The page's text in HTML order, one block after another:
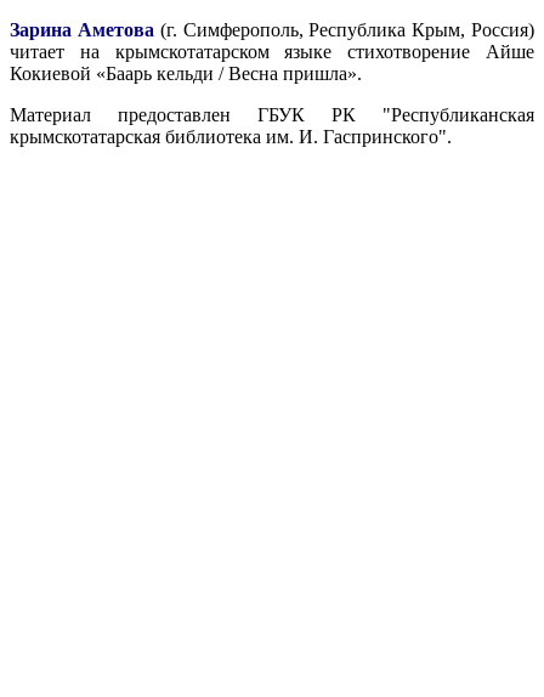
Зарина Аметова (г. Симферополь, Республика Крым, Россия)
читает на крымскотатарском языке стихотворение Айше
Кокиевой «Баарь кельди / Весна пришла».
Материал предоставлен ГБУК РК "Республиканская
крымскотатарская библиотека им. И. Гаспринского".